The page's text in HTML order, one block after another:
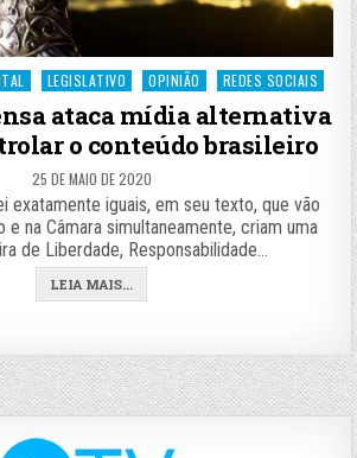
LEGISLATIVO OPINIÃO REDES SOCIAIS
ataca mídia alternativa
o conteúdo brasileiro
25 DE MAIO DE 2020
exatamente iguais, em seu texto, que vão
e na Câmara simultaneamente, criam uma
de Liberdade, Responsabilidade…
LEIA MAIS...